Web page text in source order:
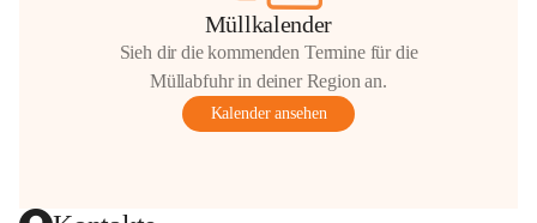
Müllkalender
Sieh dir die kommenden Termine für die
Müllabfuhr in deiner Region an.
Kalender ansehen